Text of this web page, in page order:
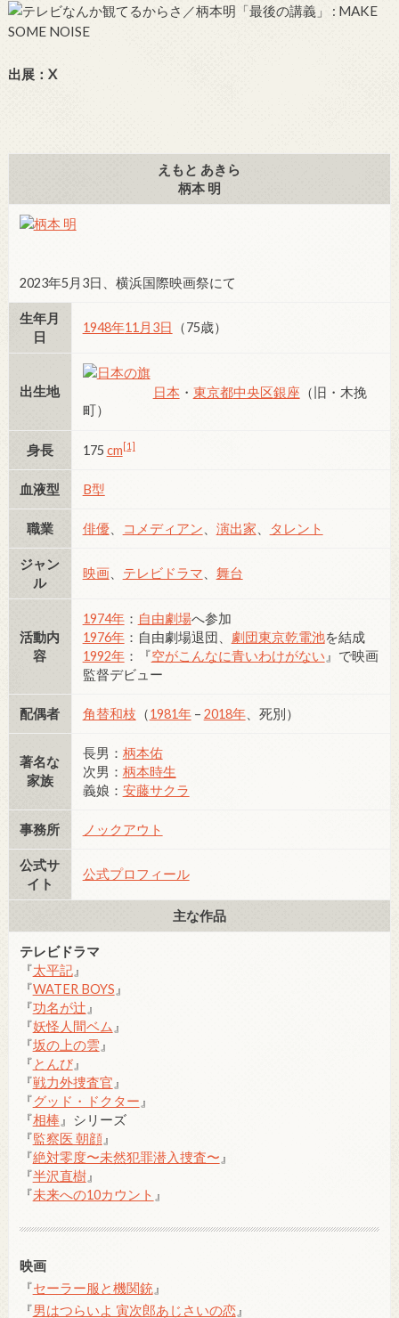
出展：X
えもと あきら
柄本 明
2023年5月3日、横浜国際映画祭にて
生年月
日
1948年11月3日 （75歳）
出生地 日本 ・ 東京都中央区銀座 （旧・木挽
町）
身長 175 cm[1]
血液型 B型
職業 俳優、 コメディアン 演出家 タレント
ジャン
ル
映画、 テレビドラマ 舞台
活動内
容
1974年： 自由劇場へ参加
1976年：自由劇場退団、 劇団東京乾電池を結成
1992年：『空がこんなに青いわけがない 』で映画
監督デビュー
配偶者 角替和枝 （1981年– 2018年、死別）
著名な
家族
長男： 柄本佑
次男： 柄本時生
義娘： 安藤サクラ
事務所 ノックアウト
公式サ
イト
公式プロフィール
主な作品
テレビドラマ
『太平記』
『WATER BOYS 』
『功名が辻 』
『妖怪人間ベム 』
『坂の上の雲 』
『とんび』
『戦力外捜査官 』
『グッド・ドクター 』
『相棒 』シリーズ
『監察医 朝顔』
『絶対零度〜未然犯罪潜入捜査〜 』
『半沢直樹』
『未来への10カウント 』
映画
『セーラー服と機関銃』
『男はつらいよ 寅次郎あじさいの恋』